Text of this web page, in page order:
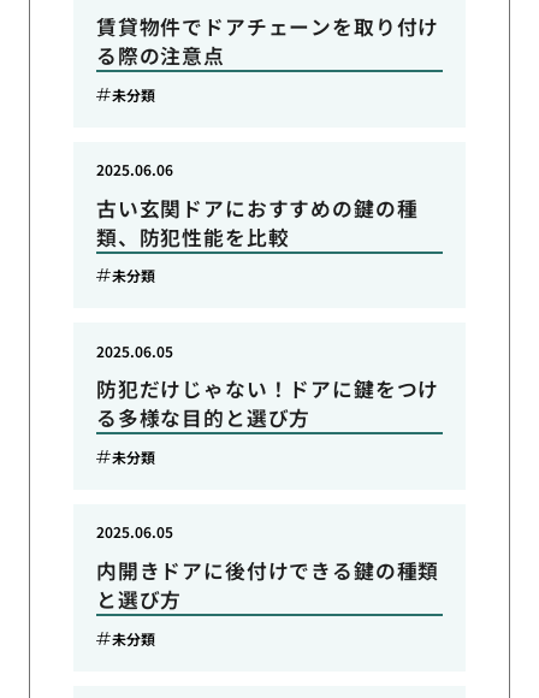
賃貸物件でドアチェーンを取り付け
る際の注意点
未分類
古い玄関ドアにおすすめの鍵の種
類、防犯性能を比較
2025.06.06
未分類
防犯だけじゃない！ドアに鍵をつけ
る多様な目的と選び方
2025.06.05
未分類
内開きドアに後付けできる鍵の種類
と選び方
2025.06.05
未分類